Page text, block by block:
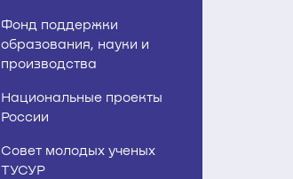
Фонд поддержки
образования, науки и
производства
Национальные проекты
России
Совет молодых ученых
ТУСУР